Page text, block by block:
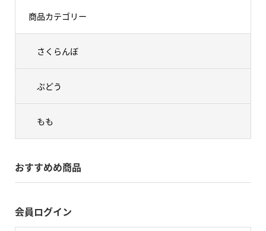
商品カテゴリー
さくらんぼ
ぶどう
もも
おすすめめ商品
会員ログイン